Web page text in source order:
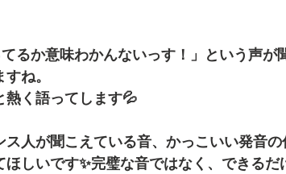
るか意味わかんないっす！」という声が
ね。
熱く語ってします💦
人が聞こえている音、かっこいい発音の
しいです✨完璧な音ではなく、できるだ